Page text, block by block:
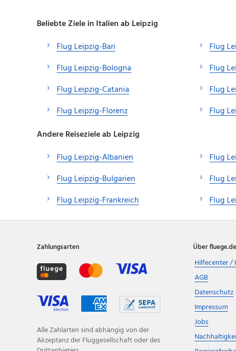
Beliebte Ziele in Italien ab Leipzig
Flug Leipzig-Bari
Flug Leipzig-Bologna
Flug Leipzig-Catania
Flug Leipzig-Florenz
Flug
Flug
Flug
Flug
Andere Reiseziele ab Leipzig
Flug Leipzig-Albanien
Flug Leipzig-Bulgarien
Flug Leipzig-Frankreich
Flug
Flug
Flug